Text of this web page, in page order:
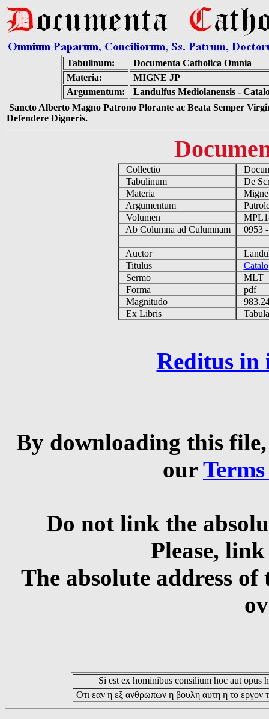
Tabulinum:
Documenta Catholica Omnia
Materia:
MIGNE JP
Argumentum:
Landulfus Mediolanensis -
Sancto Alberto Magno Patrono Plorante ac Beata Semper
Defendere Digneris.
Collectio
Tabulinum
De
Materia
Argumentum
Volumen
Ab Columna ad Culumnam
0953
Auctor
Titulus
Sermo
MLT
Forma
pdf
Magnitudo
Ex Libris
Reditus in
By downloading this
our
Do not link the
Please,
The absolute address
Si est ex hominibus consilium hoc aut opus
Οτι εαν η εξ ανθρωπων η βουλη αυτη η το εργον